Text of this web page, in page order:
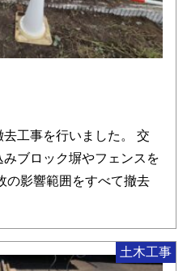
工事を行いました。 交
ブロック塀やフェンスを
の影響範囲をすべて撤去
土木工事